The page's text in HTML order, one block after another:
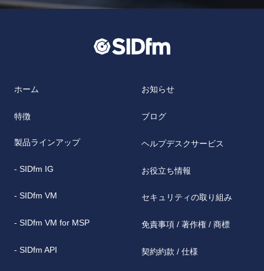
ホーム
特徴
製品ラインアップ
- SIDfm IG
- SIDfm VM
- SIDfm VM for MSP
- SIDfm API
お知らせ
ブログ
ヘルプデスクサービス
お役立ち情報
セキュリティの取り組み
免責事項 / 著作権 / 商標
契約約款 / 仕様